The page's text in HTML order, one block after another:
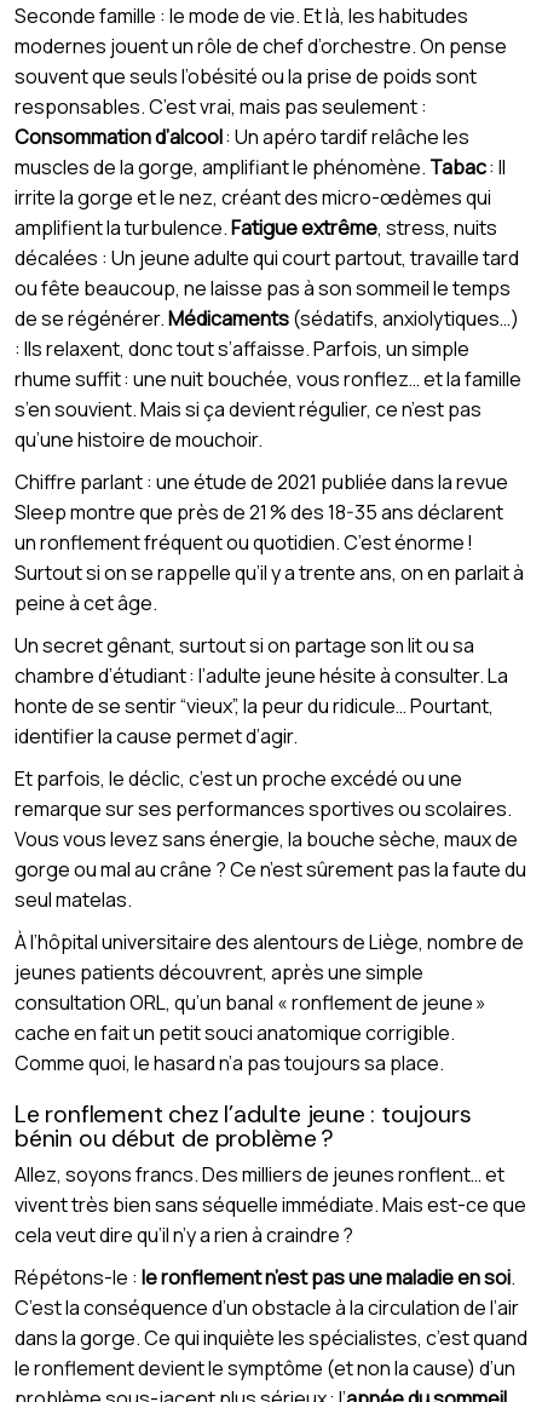
Seconde famille : le mode de vie. Et là, les habitudes
modernes jouent un rôle de chef d’orchestre. On pense
souvent que seuls l’obésité ou la prise de poids sont
responsables. C’est vrai, mais pas seulement :
Consommation d’alcool: Un apéro tardif relâche les
muscles de la gorge, amplifiant le phénomène. Tabac: Il
irrite la gorge et le nez, créant des micro-œdèmes qui
amplifient la turbulence.Fatigue extrême, stress, nuits
décalées : Un jeune adulte qui court partout, travaille tard
ou fête beaucoup, ne laisse pas à son sommeil le temps
de se régénérer.Médicaments(sédatifs, anxiolytiques…)
: Ils relaxent, donc tout s’affaisse. Parfois, un simple
rhume suffit : une nuit bouchée, vous ronflez… et la famille
s’en souvient. Mais si ça devient régulier, ce n’est pas
qu’une histoire de mouchoir.
Chiffre parlant : une étude de 2021 publiée dans la revue
Sleep montre que près de 21 % des 18-35 ans déclarent
un ronflement fréquent ou quotidien. C’est énorme !
Surtout si on se rappelle qu’il y a trente ans, on en parlait à
peine à cet âge.
Un secret gênant, surtout si on partage son lit ou sa
chambre d’étudiant : l’adulte jeune hésite à consulter. La
honte de se sentir “vieux”, la peur du ridicule… Pourtant,
identifier la cause permet d’agir.
Et parfois, le déclic, c’est un proche excédé ou une
remarque sur ses performances sportives ou scolaires.
Vous vous levez sans énergie, la bouche sèche, maux de
gorge ou mal au crâne ? Ce n’est sûrement pas la faute du
seul matelas.
À l’hôpital universitaire des alentours de Liège, nombre de
jeunes patients découvrent, après une simple
consultation ORL, qu’un banal « ronflement de jeune »
cache en fait un petit souci anatomique corrigible.
Comme quoi, le hasard n’a pas toujours sa place.
Le ronflement chez l’adulte jeune : toujours
bénin ou début de problème ?
Allez, soyons francs. Des milliers de jeunes ronflent… et
vivent très bien sans séquelle immédiate. Mais est-ce que
cela veut dire qu’il n’y a rien à craindre ?
Répétons-le : le ronflement n’est pas une maladie en soi.
C’est la conséquence d’un obstacle à la circulation de l’air
dans la gorge. Ce qui inquiète les spécialistes, c’est quand
le ronflement devient le symptôme (et non la cause) d’un